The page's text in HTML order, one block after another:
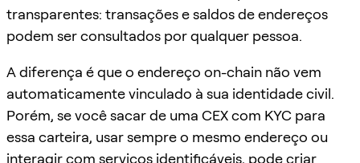
transparentes: transações e saldos de endereços
podem ser consultados por qualquer pessoa.
A diferença é que o endereço on-chain não vem
automaticamente vinculado à sua identidade civil.
Porém, se você sacar de uma CEX com KYC para
essa carteira, usar sempre o mesmo endereço ou
interagir com serviços identificáveis, pode criar